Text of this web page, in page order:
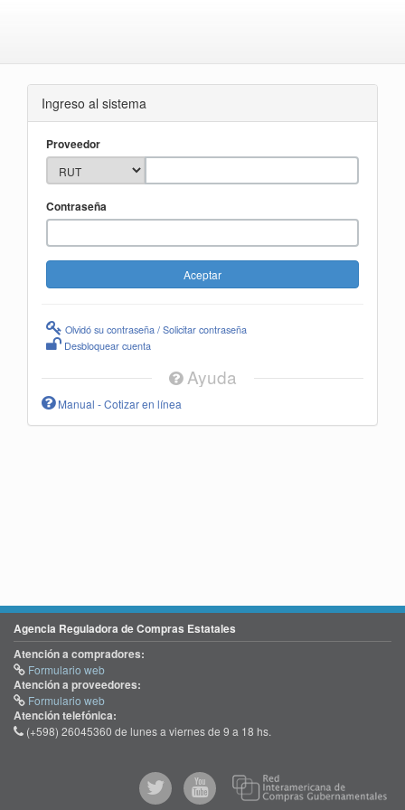
Ingreso al sistema
Proveedor
Contraseña
Olvidó su contraseña / Solicitar contraseña
Desbloquear cuenta
Ayuda
Manual - Cotizar en línea
Agencia Reguladora de Compras Estatales
Atención a compradores:
Formulario web
Atención a proveedores:
Formulario web
Atención telefónica:
(+598) 26045360 de lunes a viernes de 9 a 18 hs.
@comprasgubuy
ACCE